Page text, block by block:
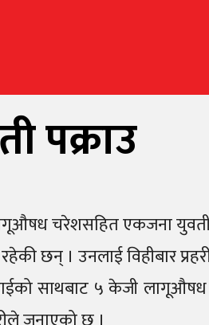
पक्राउ
चरेशसहित एकजना युवती
छन् । उनलाई विहीबार
साथबाट ५ केजी